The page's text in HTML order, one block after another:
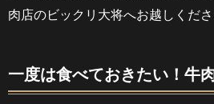
肉店のビックリ大将へお越しくださ
一度は食べておきたい！牛